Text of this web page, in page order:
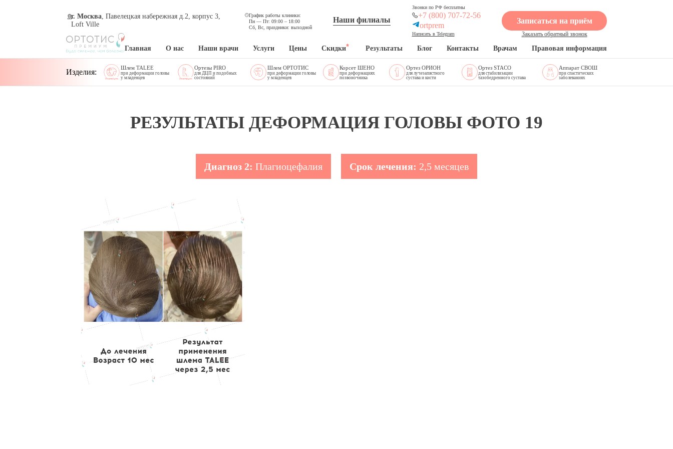
г. Москва, Павелецкая набережная д.2, корпус 3,
Loft Ville
График работы клиники:
Пн — Пт: 09:00 – 18:00
Сб, Вс, праздники: выходной
Наши филиалы
Звонки по РФ бесплатны
+7 (800) 707-72-56
ortprem
Написать в Telegram
Записаться на приём
Заказать обратный звонок
Главная О нас Наши врачи Услуги Цены Скидки Результаты Блог Контакты Врачам Правовая информация
Изделия: Шлем TALEE
при деформации головы
у младенцев
Ортезы PIRO
для ДЦП и подобных
состояний
Шлем ОРТОТИС
при деформации головы
у младенцев
Корсет ШЕНО
при деформациях
позвоночника
Ортез ОРИОН
для лучезапястного
сустава и кисти
Ортез STACO
для стабилизации
тазобедренного сустава
Аппарат СВОШ
при спастических
заболеваниях
РЕЗУЛЬТАТЫ ДЕФОРМАЦИЯ ГОЛОВЫ ФОТО 19
Диагноз 2: Плагиоцефалия Срок лечения: 2,5 месяцев